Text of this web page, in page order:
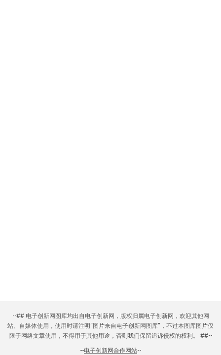
--## 电子创新网图库均出自电子创新网，版权归属电子创新网，欢迎其他网
站、自媒体使用，使用时请注明“图片来自电子创新网图库”，不过本图库图片仅
限于网络文章使用，不得用于其他用途，否则我们保留追诉侵权的权利。 ##--
--电子创新网合作网站--